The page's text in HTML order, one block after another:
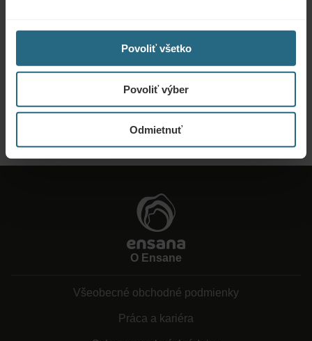
Povoliť všetko
Povoliť výber
Odmietnuť
Dopyty
Pošlite nám dopyt, aby sme pre vás pripravili najlepšiu možnú ponuku. Radi
webovej stránke.
POSLAŤ DOPYT
O Ensane
Všeobecné obchodné podmienky
Práca a kariéra